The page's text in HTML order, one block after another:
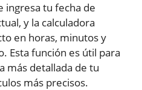
ingresa tu fecha de
y la calculadora
en horas, minutos y
Esta función es útil para
más detallada de tu
más precisos.